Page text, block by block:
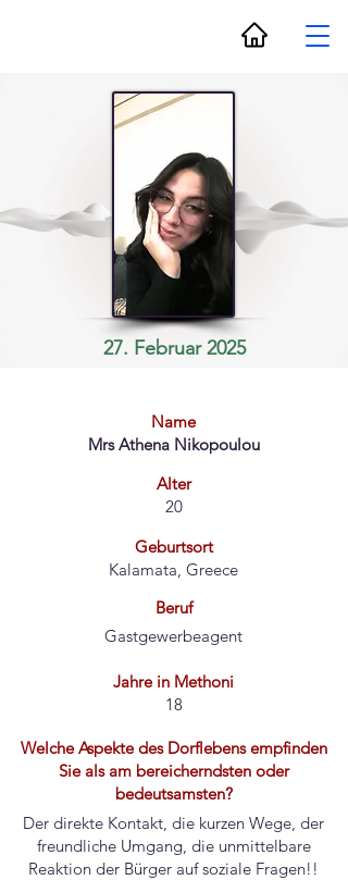
27. Februar 2025
Name
Mrs Athena Nikopoulou
Alter
20
Geburtsort
Kalamata, Greece
Beruf
Gastgewerbeagent
Jahre in Methoni
18
Welche Aspekte des Dorflebens empfinden
Sie als am bereicherndsten oder
bedeutsamsten?
Der direkte Kontakt, die kurzen Wege, der
freundliche Umgang, die unmittelbare
Reaktion der Bürger auf soziale Fragen!!